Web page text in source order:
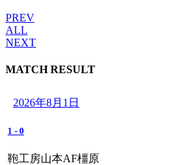
PREV
ALL
NEXT
MATCH RESULT
2026年8月1日
1 - 0
鞄工房山本AF橿原